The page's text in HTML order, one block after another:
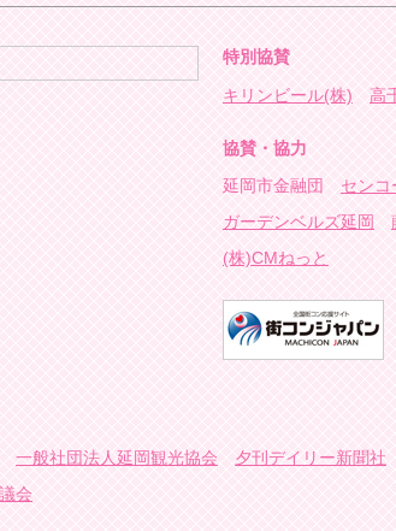
特別協賛
キリンビール(株)
高
協賛・協力
延岡市金融団
センコ
ガーデンベルズ延岡
(株)CMねっと
一般社団法人延岡観光協会 夕刊デイリー新聞社
会